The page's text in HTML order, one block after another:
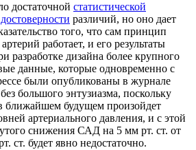
достаточной статистической
достоверности различий, но оно дает
того, что сам принцип
работает, и его результаты
разработке дизайна более крупного
данные, которые одновременно с
были опубликованы в журнале
большого энтузиазма, поскольку
ближайшем будущем произойдет
артериального давления, и с этой
снижения САД на 5 мм рт. ст. от
ст. будет явно недостаточно.